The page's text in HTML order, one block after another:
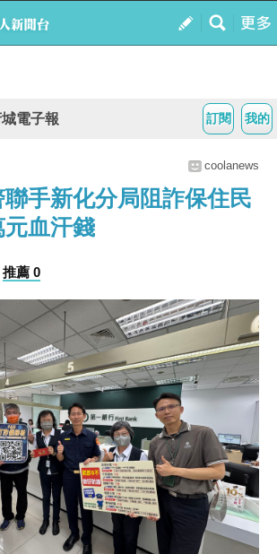
我的
訂閱
電子報
coolanews
手新化分局阻詐保住民
血汗錢
推薦 0